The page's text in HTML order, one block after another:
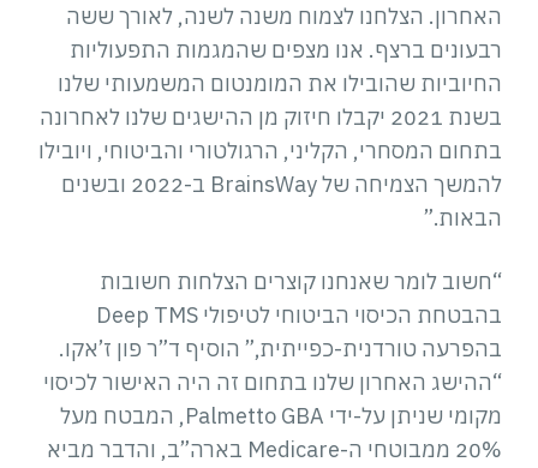
האחרון. הצלחנו לצמוח משנה לשנה, לאורך ששה
רבעונים ברצף. אנו מצפים שהמגמות התפעוליות
החיוביות שהובילו את המומנטום המשמעותי שלנו
בשנת 2021 יקבלו חיזוק מן ההישגים שלנו לאחרונה
בתחום המסחרי, הקליני, הרגולטורי והביטוחי, ויובילו
להמשך הצמיחה של BrainsWay ב-2022 ובשנים
הבאות.”
“חשוב לומר שאנחנו קוצרים הצלחות חשובות
בהבטחת הכיסוי הביטוחי לטיפולי Deep TMS
בהפרעה טורדנית-כפייתית,” הוסיף ד”ר פון ז’אקו.
“ההישג האחרון שלנו בתחום זה היה האישור לכיסוי
מקומי שניתן על-ידי Palmetto GBA, המבטח מעל
20% ממבוטחי ה-Medicare בארה”ב, והדבר מביא